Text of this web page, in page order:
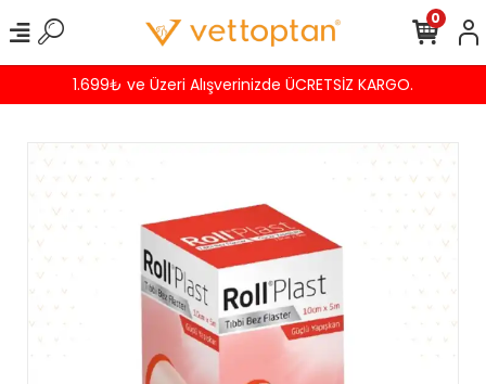
1.699₺ ve Üzeri Alışverinizde ÜCRETSİZ KARGO.
0